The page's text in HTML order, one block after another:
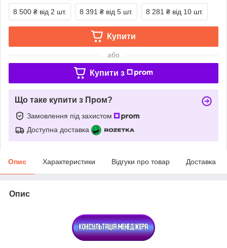
8 500 ₴ від 2 шт. 8 391 ₴ від 5 шт. 8 281 ₴ від 10 шт.
Купити
або
Купити з
Що таке купити з Пром?
Замовлення під захистом
Доступна доставка
Опис Характеристики Відгуки про товар Доставка
Опис